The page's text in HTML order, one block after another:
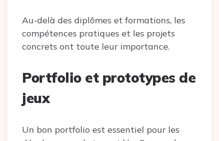
Au-delà des diplômes et formations, les
compétences pratiques et les projets
concrets ont toute leur importance.
Portfolio et prototypes de
jeux
Un bon portfolio est essentiel pour les